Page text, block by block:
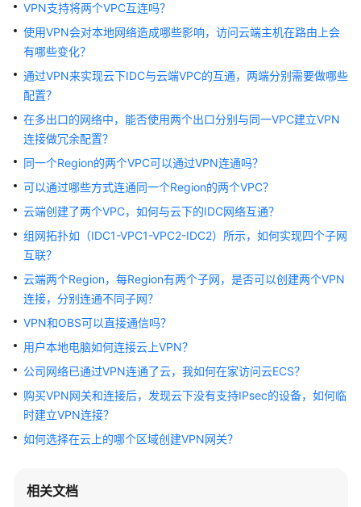
品
介
绍
计
费
说
明
速
入
门
用
户
指
南
管
理
员
指
佳
实
VPN支持将两个VPC互连吗？
使用VPN会对本地网络造成哪些影响，访问云端主机在路由上会
有哪些变化？
通过VPN来实现云下IDC与云端VPC的互通，两端分别需要做哪些
配置？
在多出口的网络中，能否使用两个出口分别与同一VPC建立VPN
连接做冗余配置？
同一个Region的两个VPC可以通过VPN连通吗？
可以通过哪些方式连通同一个Region的两个VPC？
云端创建了两个VPC，如何与云下的IDC网络互通？
组网拓扑如（IDC1-VPC1-VPC2-IDC2）所示，如何实现四个子网
互联？
云端两个Region，每Region有两个子网，是否可以创建两个VPN
连接，分别连通不同子网？
VPN和OBS可以直接通信吗？
用户本地电脑如何连接云上VPN？
公司网络已通过VPN连通了云，我如何在家访问云ECS？
购买VPN网关和连接后，发现云下没有支持IPsec的设备，如何临
时建立VPN连接？
如何选择在云上的哪个区域创建VPN网关？
相关文档